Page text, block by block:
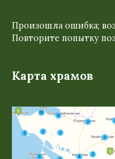
Произошла ошибка;
Повторите попытку
Карта храмов